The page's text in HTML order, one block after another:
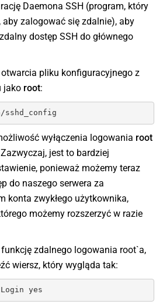
Daemona SSH (program, który
aby zalogować się zdalnie), aby
dostęp SSH do głównego
pliku konfiguracyjnego z
jako root:
wyłączenia logowania root
jest to bardziej
ponieważ możemy teraz
do naszego serwera za
konta zwykłego użytkownika,
możemy rozszerzyć w razie
funkcję zdalnego logowania root`a,
wiersz, który wygląda tak:
yes